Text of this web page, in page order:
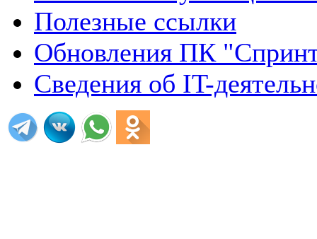
Полезные ссылки
Обновления ПК
Сведения об IT-